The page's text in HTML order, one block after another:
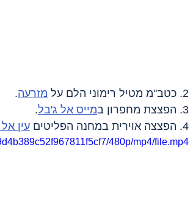
2. כטב"מ מטיל רימוני הלם על מזרעה.
3. הפצצת מחפרון ב
מייס אל ג'בל.
4. הפצצה אוירית במחנה הפליטים
עין
480p/mp4/file.mp4